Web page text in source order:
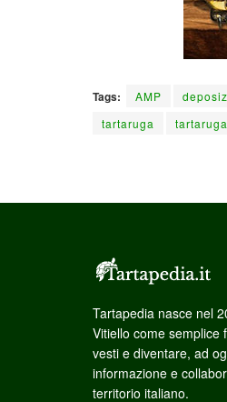
Tags: AMP
tartaruga
Tartapedia nasce nel
Vitiello come semplice
vesti e diventare, ad
informazione e
territorio italiano.